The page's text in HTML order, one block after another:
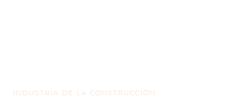
INDUSTRIA DE LA CONSTRUCCIÓN